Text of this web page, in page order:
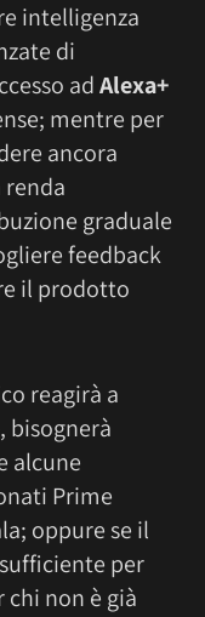
intelligenza
di
adAlexa+
mentre per
ancora
renda
graduale
feedback
il prodotto
reagirà a
bisognerà
alcune
Prime
oppure se il
per
non è già